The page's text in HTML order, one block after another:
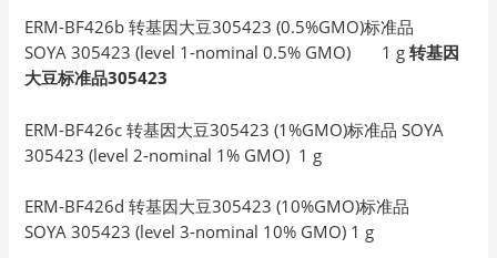
ERM-BF426b 转基因大豆305423 (0.5%GMO)标准品
SOYA 305423 (level 1-nominal 0.5% GMO) 1 g转基因
大豆标准品305423
ERM-BF426c 转基因大豆305423 (1%GMO)标准品 SOYA
305423 (level 2-nominal 1% GMO) 1 g
ERM-BF426d 转基因大豆305423 (10%GMO)标准品
SOYA 305423 (level 3-nominal 10% GMO) 1 g